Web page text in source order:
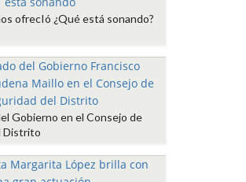
ofrecIó ¿Qué está sonando?
Gobierno en el Consejo de
Distrito